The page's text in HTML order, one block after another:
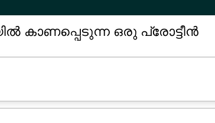
കാണപ്പെടുന്ന ഒരു പ്രോട്ടീൻ